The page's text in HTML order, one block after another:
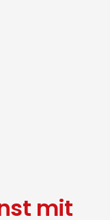
mit